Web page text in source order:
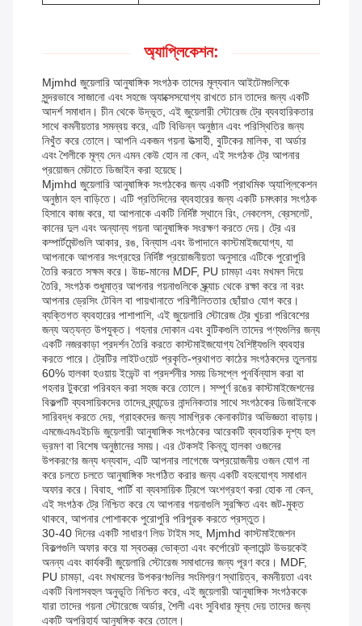
অ্যাপ্লিকেশন:
Mjmhd জুয়েলারি আনুষাঙ্গিক সংগঠক তাদের মূল্যবান আইটেমগুলিকে
সুন্দরভাবে সাজানো এবং সহজে অ্যাক্সেসযোগ্য রাখতে চান তাদের জন্য একটি
আদর্শ সমাধান। চীন থেকে উদ্ভূত, এই জুয়েলারী স্টোরেজ ট্রে ব্যবহারিকতার
সাথে কমনীয়তার সমন্বয় করে, এটি বিভিন্ন অনুষ্ঠান এবং পরিস্থিতির জন্য
নিখুঁত করে তোলে। আপনি একজন গয়না উত্সাহী, বুটিকের মালিক, বা অর্ডার
এবং শৈলীকে মূল্য দেন এমন কেউ হোন না কেন, এই সংগঠক ট্রে আপনার
প্রয়োজন মেটাতে ডিজাইন করা হয়েছে।
Mjmhd জুয়েলারি আনুষাঙ্গিক সংগঠকের জন্য একটি প্রাথমিক অ্যাপ্লিকেশন
অনুষ্ঠান হল বাড়িতে। এটি প্রতিদিনের ব্যবহারের জন্য একটি চমৎকার সংগঠক
হিসাবে কাজ করে, যা আপনাকে একটি নির্দিষ্ট স্থানে রিং, নেকলেস, ব্রেসলেট,
কানের দুল এবং অন্যান্য গয়না আনুষাঙ্গিক সংরক্ষণ করতে দেয়। ট্রে এর
কম্পার্টমেন্টগুলি আকার, রঙ, বিন্যাস এবং উপাদানে কাস্টমাইজযোগ্য, যা
আপনাকে আপনার সংগ্রহের নির্দিষ্ট প্রয়োজনীয়তা অনুসারে এটিকে পুরোপুরি
তৈরি করতে সক্ষম করে। উচ্চ-মানের MDF, PU চামড়া এবং মখমল দিয়ে
তৈরি, সংগঠক শুধুমাত্র আপনার গয়নাগুলিকে স্ক্র্যাচ থেকে রক্ষা করে না বরং
আপনার ড্রেসিং টেবিল বা পায়খানাতে পরিশীলিততার ছোঁয়াও যোগ করে।
ব্যক্তিগত ব্যবহারের পাশাপাশি, এই জুয়েলারি স্টোরেজ ট্রে খুচরা পরিবেশের
জন্য অত্যন্ত উপযুক্ত। গহনার দোকান এবং বুটিকগুলি তাদের পণ্যগুলির জন্য
একটি নজরকাড়া প্রদর্শন তৈরি করতে কাস্টমাইজযোগ্য বৈশিষ্ট্যগুলি ব্যবহার
করতে পারে। ট্রেটির লাইটওয়েট প্রকৃতি-প্রথাগত কাঠের সংগঠকদের তুলনায়
60% হালকা হওয়ায় ইভেন্ট বা প্রদর্শনীর সময় ডিসপ্লে পুনর্বিন্যাস করা বা
গহনার টুকরো পরিবহন করা সহজ করে তোলে। সম্পূর্ণ রঙের কাস্টমাইজেশনের
বিকল্পটি ব্যবসায়িকদের তাদের ব্র্যান্ডের নান্দনিকতার সাথে সংগঠকের ডিজাইনকে
সারিবদ্ধ করতে দেয়, গ্রাহকদের জন্য সামগ্রিক কেনাকাটার অভিজ্ঞতা বাড়ায়।
এমজেএমএইচডি জুয়েলারী আনুষাঙ্গিক সংগঠকের আরেকটি ব্যবহারিক দৃশ্য হল
ভ্রমণ বা বিশেষ অনুষ্ঠানের সময়। এর টেকসই কিন্তু হালকা ওজনের
উপকরণের জন্য ধন্যবাদ, এটি আপনার লাগেজে অপ্রয়োজনীয় ওজন যোগ না
করে চলতে চলতে আনুষাঙ্গিক সংগঠিত করার জন্য একটি বহনযোগ্য সমাধান
অফার করে। বিবাহ, পার্টি বা ব্যবসায়িক ট্রিপে অংশগ্রহণ করা হোক না কেন,
এই সংগঠক ট্রে নিশ্চিত করে যে আপনার গয়নাগুলি সুরক্ষিত এবং জট-মুক্ত
থাকবে, আপনার পোশাককে পুরোপুরি পরিপূরক করতে প্রস্তুত।
30-40 দিনের একটি সাধারণ লিড টাইম সহ, Mjmhd কাস্টমাইজেশন
বিকল্পগুলি অফার করে যা স্বতন্ত্র ভোক্তা এবং কর্পোরেট ক্লায়েন্ট উভয়কেই
অনন্য এবং কার্যকরী জুয়েলারি স্টোরেজ সমাধানের জন্য পূরণ করে। MDF,
PU চামড়া, এবং মখমলের উপকরণগুলির সংমিশ্রণ স্থায়িত্ব, কমনীয়তা এবং
একটি বিলাসবহুল অনুভূতি নিশ্চিত করে, এই জুয়েলারী আনুষাঙ্গিক সংগঠককে
যারা তাদের গয়না স্টোরেজে অর্ডার, শৈলী এবং সুবিধার মূল্য দেয় তাদের জন্য
একটি অপরিহার্য আনুষঙ্গিক করে তোলে।